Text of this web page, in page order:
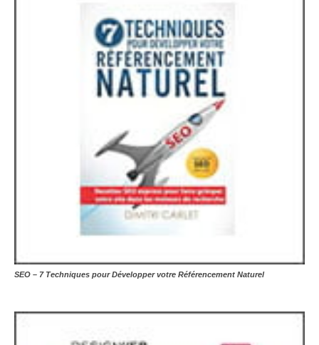
SEO – 7 Techniques pour Développer votre Référencement Naturel